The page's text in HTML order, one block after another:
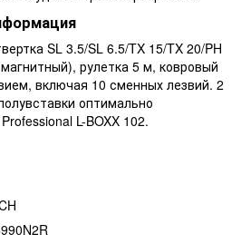
SL 3.5/SL 6.5/TX 15/TX 20/PH
рулетка 5 м, ковровый
включая 10 сменных лезвий. 2
оптимально
L-BOXX 102.